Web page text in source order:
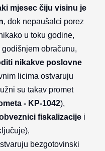
mjesec čiju visinu je
, dok nepaušalci porez
u toku godine,
obračunu,
nikakve poslovne
licima ostvaruju
su takav promet
- KP-1042),
fiskalizacije i
bezgotovinski